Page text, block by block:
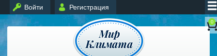
Войти Регистрация
0